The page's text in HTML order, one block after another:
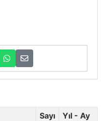
Sayı
Yıl - Ay